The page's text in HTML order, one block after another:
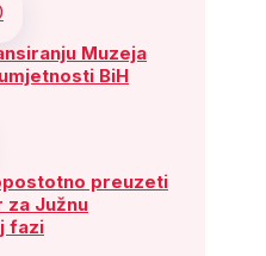
Muzeja
BiH
preuzeti
za Južnu
fazi